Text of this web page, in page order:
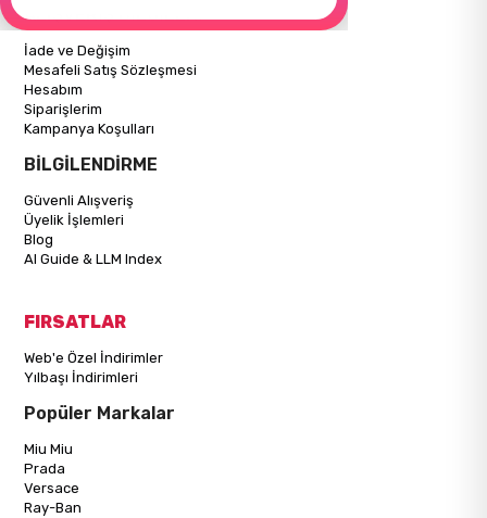
ALIŞVERİŞ BİLGİLERİ
İade ve Değişim
Mesafeli Satış Sözleşmesi
Hesabım
Siparişlerim
Kampanya Koşulları
BİLGİLENDİRME
Güvenli Alışveriş
Üyelik İşlemleri
Blog
AI Guide & LLM Index
FIRSATLAR
Web'e Özel İndirimler
Yılbaşı İndirimleri
Popüler Markalar
Miu Miu
Prada
Versace
Ray-Ban